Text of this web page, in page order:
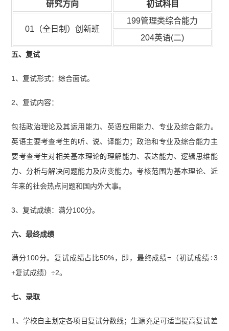
研究方向 初试科目
01（全日制）创新班
199管理类综合能力
204英语(二)
五、复试
1、复试形式：综合面试。
2、复试内容：
包括政治理论及其运用能力、英语应用能力、专业及综合能力。
英语主要考查考生的听、说、译能力；政治和专业及综合能力主
要考查考生对相关基本理论的理解能力、表达能力、逻辑思维能
力、分析与解决问题能力及应变能力。考核范围为基本理论、近
年来的社会热点问题和国内外大事。
3、复试成绩：满分100分。
六、最终成绩
满分100分。复试成绩占比50%，即，最终成绩=（初试成绩÷3
+复试成绩）÷2。
七、录取
1、学校自主划定各项目复试分数线；生源充足可适当提高复试差